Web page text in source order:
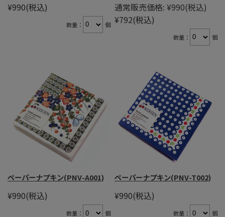
¥990(税込)
数量： 個
通常販売価格: ¥990(税込)
¥792(税込)
数量： 個
ペーパーナプキン(PNV-A001)
¥990(税込)
数量： 個
ペーパーナプキン(PNV-T002)
¥990(税込)
数量： 個